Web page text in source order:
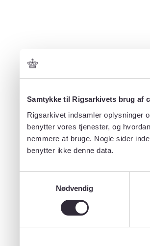
Samtykke til Rigsarkivets brug af
Rigsarkivet indsamler oplysninger
benytter vores tjenester, og
nemmere at bruge. Nogle sider
benytter ikke denne data.
Nødvendig